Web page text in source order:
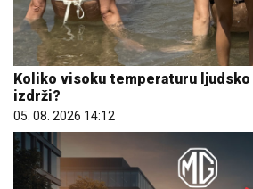
Koliko visoku temperaturu
izdrži?
05. 08. 2026 14:12